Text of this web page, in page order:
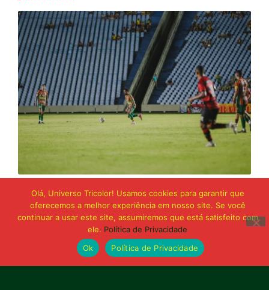
Sampaio é superado pelo Trem no Castelão
e buscará reação em Macapá
Olá, Universo Tricolor! Usamos cookies para garantir que
oferecemos a melhor experiência em nosso site. Se você
continuar a usar este site, assumiremos que está satisfeito com
ele. Política de Privacidade
Ok
Política de Privacidade